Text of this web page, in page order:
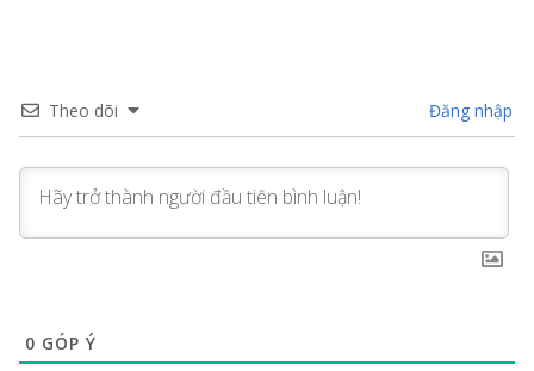
Theo dõi Đăng nhập
0 GÓP Ý